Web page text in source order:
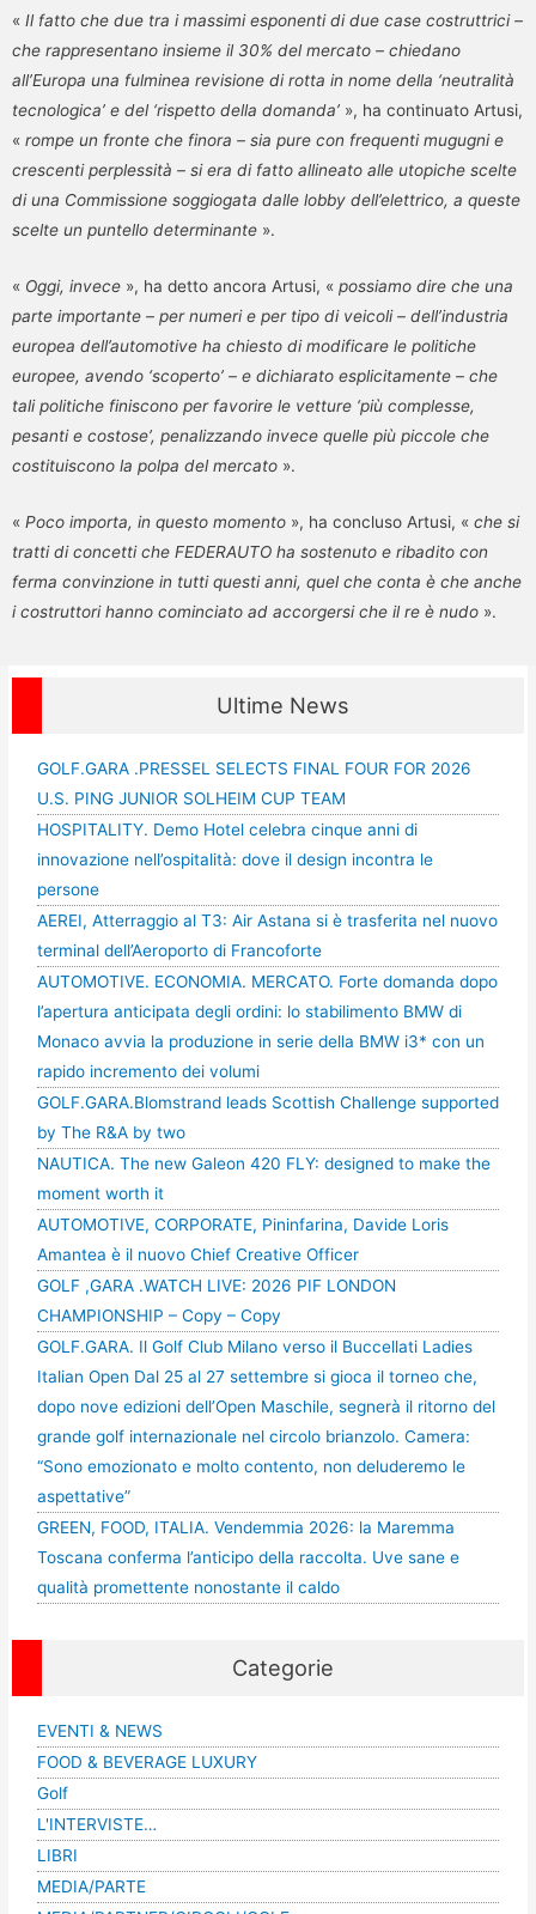
« Il fatto che due tra i massimi esponenti di due case costruttrici –
che rappresentano insieme il 30% del mercato – chiedano
all’Europa una fulminea revisione di rotta in nome della ‘neutralità
tecnologica’ e del ‘rispetto della domanda’ », ha continuato Artusi,
« rompe un fronte che finora – sia pure con frequenti mugugni e
crescenti perplessità – si era di fatto allineato alle utopiche scelte
di una Commissione soggiogata dalle lobby dell’elettrico, a queste
scelte un puntello determinante ».
« Oggi, invece », ha detto ancora Artusi, « possiamo dire che una
parte importante – per numeri e per tipo di veicoli – dell’industria
europea dell’automotive ha chiesto di modificare le politiche
europee, avendo ‘scoperto’ – e dichiarato esplicitamente – che
tali politiche finiscono per favorire le vetture ‘più complesse,
pesanti e costose’, penalizzando invece quelle più piccole che
costituiscono la polpa del mercato ».
« Poco importa, in questo momento », ha concluso Artusi, « che si
tratti di concetti che FEDERAUTO ha sostenuto e ribadito con
ferma convinzione in tutti questi anni, quel che conta è che anche
i costruttori hanno cominciato ad accorgersi che il re è nudo ».
Ultime News
GOLF.GARA .PRESSEL SELECTS FINAL FOUR FOR 2026
U.S. PING JUNIOR SOLHEIM CUP TEAM
HOSPITALITY. Demo Hotel celebra cinque anni di
innovazione nell’ospitalità: dove il design incontra le
persone
AEREI, Atterraggio al T3: Air Astana si è trasferita nel nuovo
terminal dell’Aeroporto di Francoforte
AUTOMOTIVE. ECONOMIA. MERCATO. Forte domanda dopo
l’apertura anticipata degli ordini: lo stabilimento BMW di
Monaco avvia la produzione in serie della BMW i3* con un
rapido incremento dei volumi
GOLF.GARA.Blomstrand leads Scottish Challenge supported
by The R&A by two
NAUTICA. The new Galeon 420 FLY: designed to make the
moment worth it
AUTOMOTIVE, CORPORATE, Pininfarina, Davide Loris
Amantea è il nuovo Chief Creative Officer
GOLF ,GARA .WATCH LIVE: 2026 PIF LONDON
CHAMPIONSHIP – Copy – Copy
GOLF.GARA. Il Golf Club Milano verso il Buccellati Ladies
Italian Open Dal 25 al 27 settembre si gioca il torneo che,
dopo nove edizioni dell’Open Maschile, segnerà il ritorno del
grande golf internazionale nel circolo brianzolo. Camera:
“Sono emozionato e molto contento, non deluderemo le
aspettative”
GREEN, FOOD, ITALIA. Vendemmia 2026: la Maremma
Toscana conferma l’anticipo della raccolta. Uve sane e
qualità promettente nonostante il caldo
Categorie
EVENTI & NEWS
FOOD & BEVERAGE LUXURY
Golf
L'INTERVISTE…
LIBRI
MEDIA/PARTE